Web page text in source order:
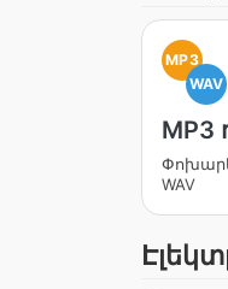
MP3
WAV
MP3
WAV